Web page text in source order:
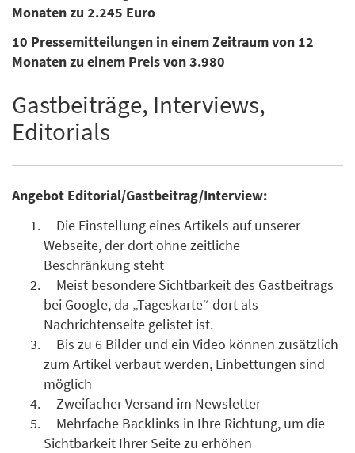
Monaten zu 2.245 Euro
10 Pressemitteilungen in einem Zeitraum von 12
Monaten zu einem Preis von 3.980
Gastbeiträge, Interviews,
Editorials
Angebot Editorial/Gastbeitrag/Interview:
Die Einstellung eines Artikels auf unserer
Webseite, der dort ohne zeitliche
Beschränkung steht
Meist besondere Sichtbarkeit des Gastbeitrags
bei Google, da „Tageskarte“ dort als
Nachrichtenseite gelistet ist.
Bis zu 6 Bilder und ein Video können zusätzlich
zum Artikel verbaut werden, Einbettungen sind
möglich
Zweifacher Versand im Newsletter
Mehrfache Backlinks in Ihre Richtung, um die
Sichtbarkeit Ihrer Seite zu erhöhen